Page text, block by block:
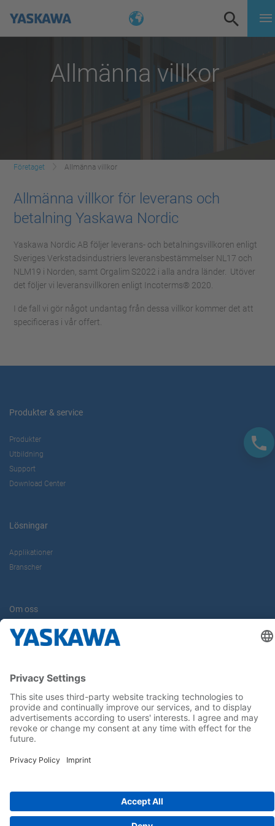
Allmänna villkor
Företaget Allmänna villkor
Allmänna villkor för leverans och
betalning Yaskawa Nordic
Yaskawa Nordic AB följer leverans- och betalningsvillkoren enligt
Sveriges Verkstadsindustriers leveransbestämmelser NL17 och
NLM19 i Norden, samt Orgalim S2022 i alla andra länder. Utöver
det följer vi leveransvillkoren enligt Incoterms® 2020.
I de fall vi gör något undantag från dessa villkor kommer det att
specificeras i vår offert.
Produkter & service
Produkter
Utbildning
Support
Download Center
Lösningar
Applikationer
Branscher
Om oss
Kontakt
Följ oss i sociala medier:
Hem Allmänna villkor Avtryck Sekretess Cookie Choices